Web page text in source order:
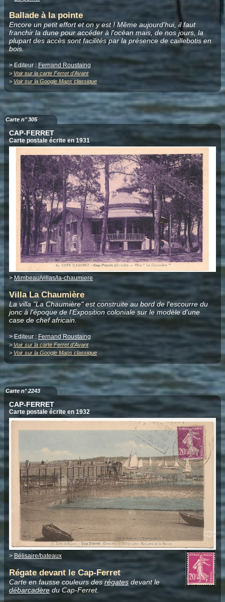
Ballade à la pointe
Encore un petit effort et on y est ! Même aujourd'hui, il faut
franchir la dune pour accéder à l'océan mais, de nos jours, la
plupart des accès sont facilités par la présence de caillebotis en
bois.
> Editeur : Fernand Roustaing
> Voir sur la carte Ferret d'Avant
> Voir sur la Google Maps classique
Carte n° 305
CAP-FERRET
Carte postale écrite en 1931
>Mimbeau/villas/la-chaumiere
Villa La Chaumière
La villa "La Chaumière" est construite au bord de l'escourre du
jonc à l'époque de l'Exposition coloniale sur le modèle d'une
case de chef africain.
> Editeur : Fernand Roustaing
> Voir sur la carte Ferret d'Avant
> Voir sur la Google Maps classique
Carte n° 2243
CAP-FERRET
Carte postale écrite en 1932
> Bélisaire/bateaux
Régate devant le Cap-Ferret
Carte en fausse couleurs des régates devant le
débarcadère du Cap-Ferret.